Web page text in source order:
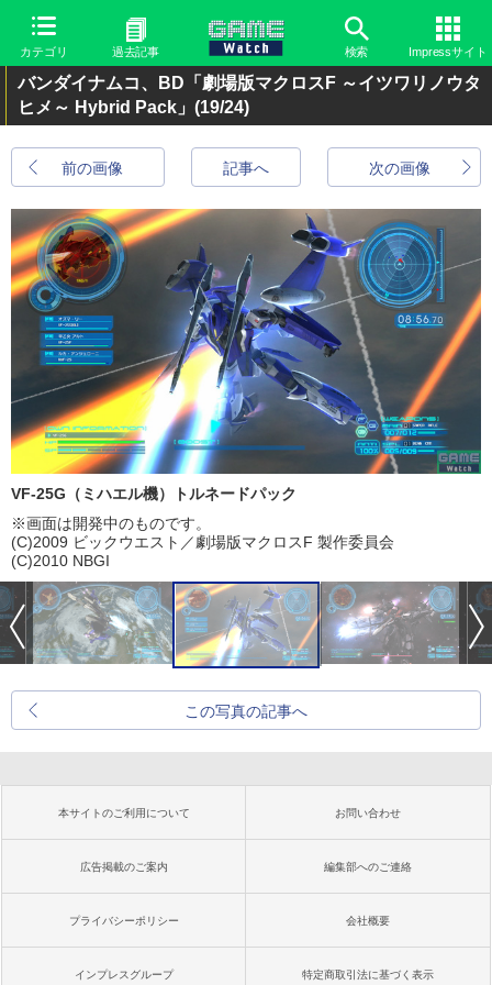
カテゴリ 過去記事 検索 Impressサイト
バンダイナムコ、BD「劇場版マクロスF ～イツワリノウタ
ヒメ～ Hybrid Pack」 (19/24)
前の画像 次の画像
記事へ
VF-25G（ミハエル機）トルネードパック
※画面は開発中のものです。
(C)2009 ビックウエスト／劇場版マクロスF 製作委員会
(C)2010 NBGI
この写真の記事へ
本サイトのご利用について お問い合わせ
広告掲載のご案内 編集部へのご連絡
プライバシーポリシー 会社概要
インプレスグループ 特定商取引法に基づく表示